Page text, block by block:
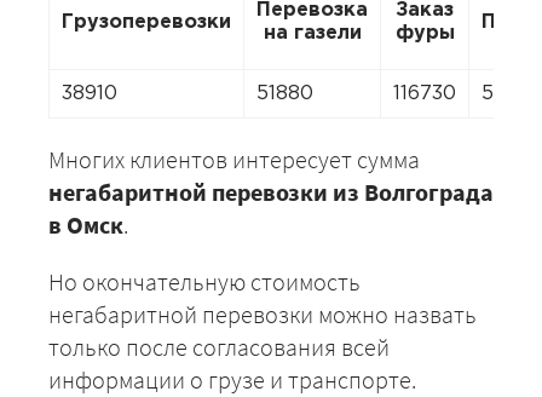
Грузоперевозки
Перевозка
на газели
Заказ
фуры
38910 51880 116730 51880
Многих клиентов интересует сумма
негабаритной перевозки из Волгограда
в Омск.
Но окончательную стоимость
негабаритной перевозки можно назвать
только после согласования всей
информации о грузе и транспорте.